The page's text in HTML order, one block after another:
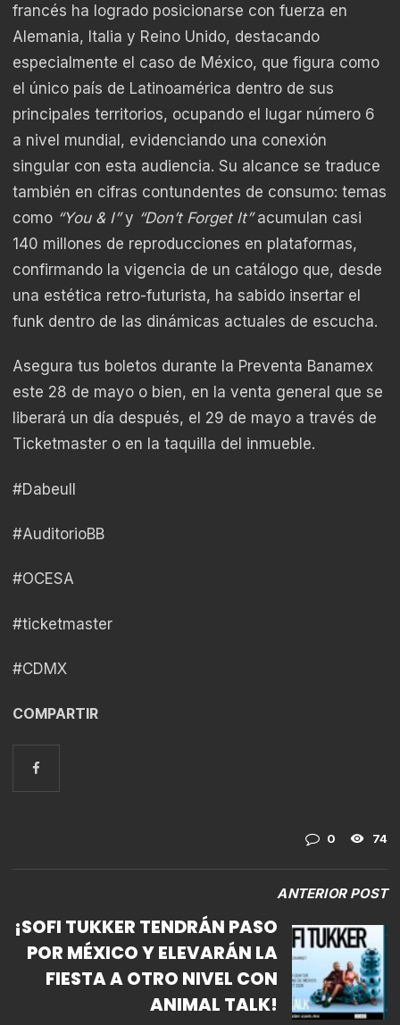
francés ha logrado posicionarse con fuerza en
Alemania, Italia y Reino Unido, destacando
especialmente el caso de México, que figura como
el único país de Latinoamérica dentro de sus
principales territorios, ocupando el lugar número 6
a nivel mundial, evidenciando una conexión
singular con esta audiencia. Su alcance se traduce
también en cifras contundentes de consumo: temas
como “You & I”y “Don’t Forget It”acumulan casi
140 millones de reproducciones en plataformas,
confirmando la vigencia de un catálogo que, desde
una estética retro-futurista, ha sabido insertar el
funk dentro de las dinámicas actuales de escucha.
Asegura tus boletos durante la Preventa Banamex
este 28 de mayo o bien, en la venta general que se
liberará un día después, el 29 de mayo a través de
Ticketmaster o en la taquilla del inmueble.
#Dabeull
#AuditorioBB
#OCESA
#ticketmaster
#CDMX
COMPARTIR
0 74
ANTERIOR POST
¡SOFI TUKKER TENDRÁN PASO
POR MÉXICO Y ELEVARÁN LA
FIESTA A OTRO NIVEL CON
ANIMAL TALK!